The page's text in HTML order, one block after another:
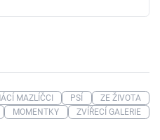
MAZLÍČCI PSÍ
ZE ŽIVOTA
MOMENTKY ZVÍŘECÍ GALERIE